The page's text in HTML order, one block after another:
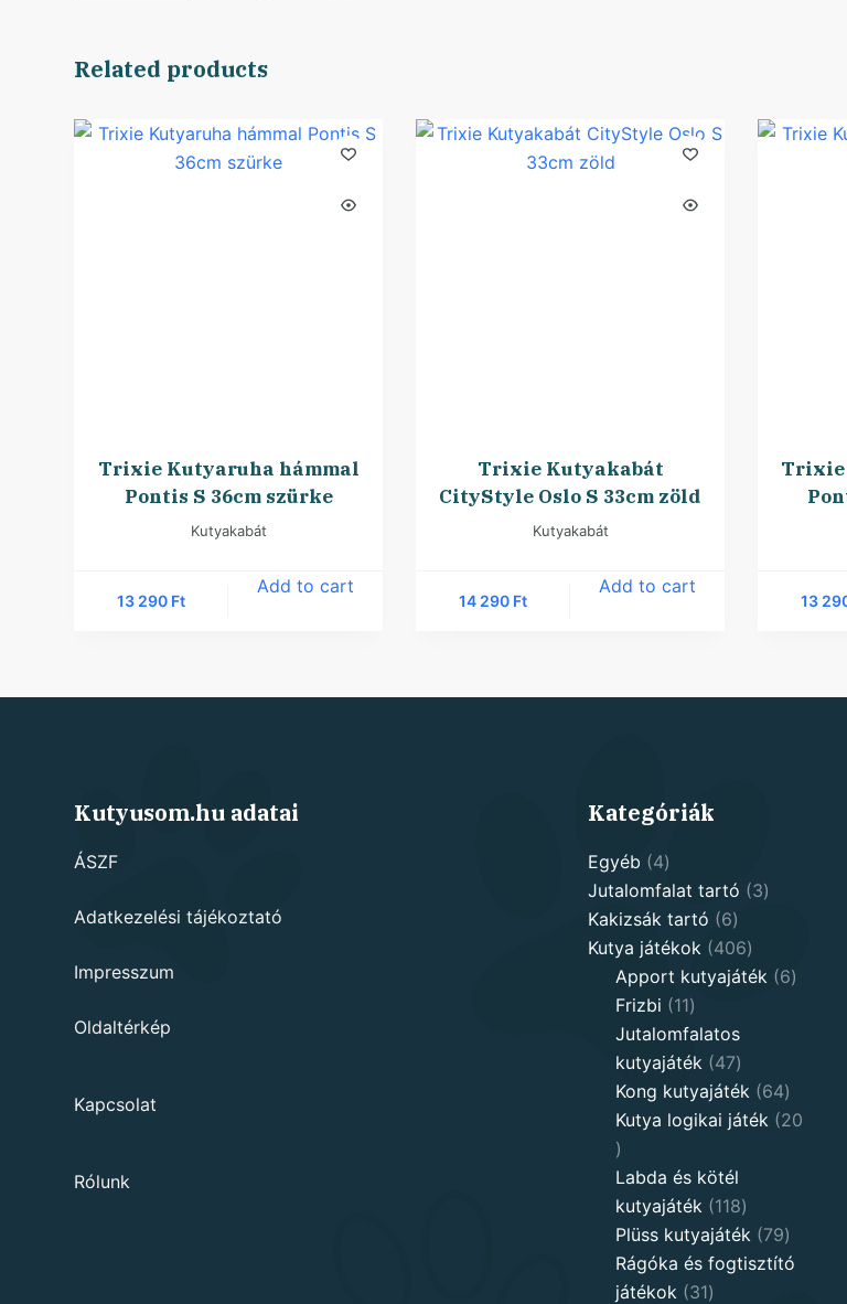
Related products
Trixie Kutyaruha hámmal
Pontis S 36cm szürke
Kutyakabát
13 290 Ft
Add to cart
Trixie Kutyakabát
CityStyle Oslo S 33cm zöld
Kutyakabát
14 290 Ft
Add to cart
Trixie
13
Kutyusom.hu adatai
ÁSZF
Adatkezelési tájékoztató
Impresszum
Oldaltérkép
Kapcsolat
Rólunk
Kategóriák
Egyéb 44
products
Jutalomfalat tartó 33
Kakizsák tartó 66
products
Kutya játékok 406406
products
Apport kutyajáték 66
Frizbi 1111
products
Jutalomfalatos
kutyajáték
4747
products
Kong kutyajáték 6464
products
Kutya logikai játék
20
20
products
Labda és kötél
kutyajáték
118118
products
Plüss kutyajáték 7979
products
Rágóka és fogtisztító
játékok
3131